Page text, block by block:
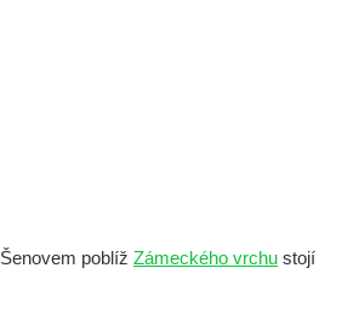
poblíž Zámeckého vrchu stojí